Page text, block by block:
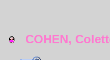
COHEN,